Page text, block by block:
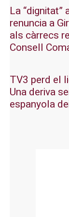
La
renuncia a
als càrrecs
Consell
TV3 perd el
Una deriva
espanyola